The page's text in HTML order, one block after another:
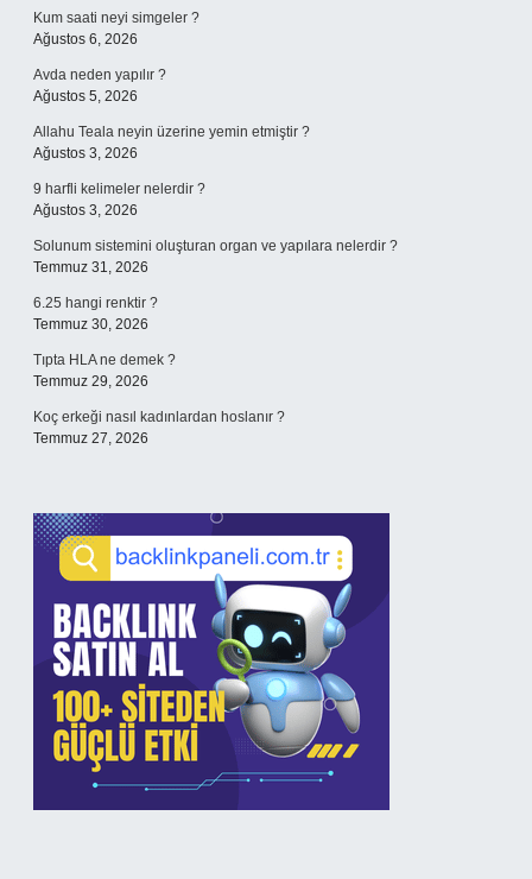
Kum saati neyi simgeler ?
Ağustos 6, 2026
Avda neden yapılır ?
Ağustos 5, 2026
Allahu Teala neyin üzerine yemin etmiştir ?
Ağustos 3, 2026
9 harfli kelimeler nelerdir ?
Ağustos 3, 2026
Solunum sistemini oluşturan organ ve yapılara nelerdir ?
Temmuz 31, 2026
6.25 hangi renktir ?
Temmuz 30, 2026
Tıpta HLA ne demek ?
Temmuz 29, 2026
Koç erkeği nasıl kadınlardan hoslanır ?
Temmuz 27, 2026